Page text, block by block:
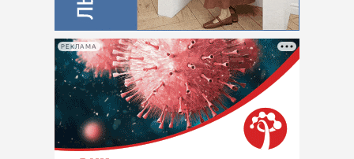
РЕКЛАМА